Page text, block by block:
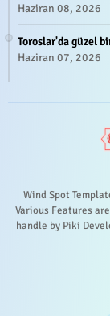
Haziran 08, 2026
Toroslar'da güzel
Haziran 07, 2026
Wind Spot
Various Features
handle by Piki